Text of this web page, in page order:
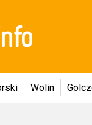
Wolin